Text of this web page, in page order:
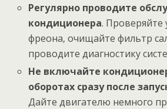
Регулярно проводите
кондиционера. Проверяйте
фреона‚ очищайте фильтр
проводите диагностику
Не включайте
оборотах сразу после
Дайте двигателю немного